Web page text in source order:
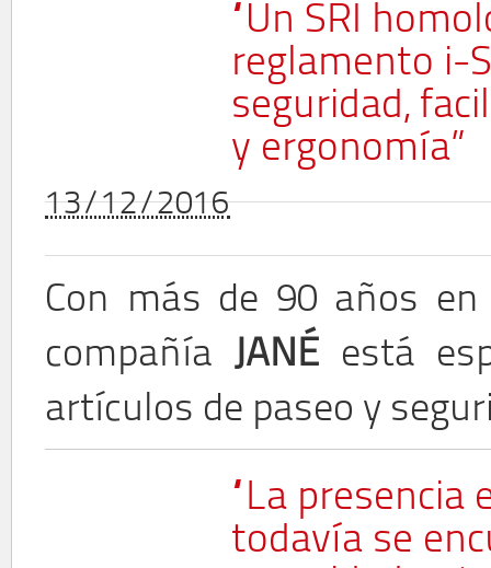
“Un SRI
reglamento i-
seguridad,
y ergonomía”
13/12/2016
Con más de 90 años
compañía JANÉ está
artículos de paseo y
“La presencia
todavía se